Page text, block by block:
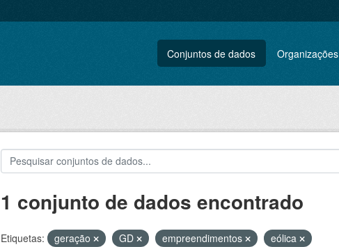
Conjuntos de dados Organizações
1 conjunto de dados encontrado
Etiquetas: geração GD empreendimentos
eólica